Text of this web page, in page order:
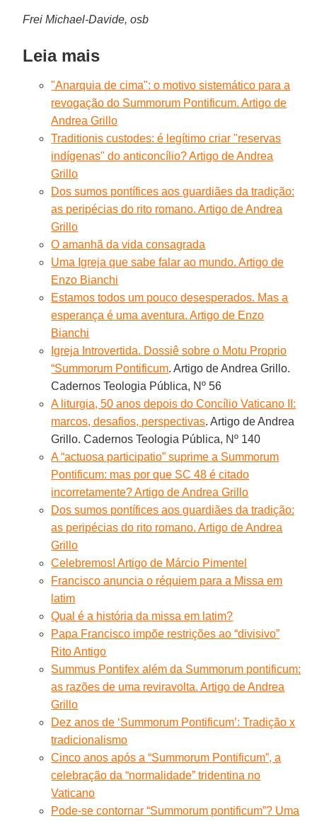
Frei Michael-Davide, osb
Leia mais
"Anarquia de cima": o motivo sistemático para a
revogação do Summorum Pontificum. Artigo de
Andrea Grillo
Traditionis custodes: é legítimo criar "reservas
indígenas" do anticoncílio? Artigo de Andrea
Grillo
Dos sumos pontífices aos guardiães da tradição:
as peripécias do rito romano. Artigo de Andrea
Grillo
O amanhã da vida consagrada
Uma Igreja que sabe falar ao mundo. Artigo de
Enzo Bianchi
Estamos todos um pouco desesperados. Mas a
esperança é uma aventura. Artigo de Enzo
Bianchi
Igreja Introvertida. Dossiê sobre o Motu Proprio
“Summorum Pontificum. Artigo de Andrea Grillo.
Cadernos Teologia Pública, Nº 56
A liturgia, 50 anos depois do Concílio Vaticano II:
marcos, desafios, perspectivas. Artigo de Andrea
Grillo. Cadernos Teologia Pública, Nº 140
A “actuosa participatio” suprime a Summorum
Pontificum: mas por que SC 48 é citado
incorretamente? Artigo de Andrea Grillo
Dos sumos pontífices aos guardiães da tradição:
as peripécias do rito romano. Artigo de Andrea
Grillo
Celebremos! Artigo de Márcio Pimentel
Francisco anuncia o réquiem para a Missa em
latim
Qual é a história da missa em latim?
Papa Francisco impõe restrições ao “divisivo”
Rito Antigo
Summus Pontifex além da Summorum pontificum:
as razões de uma reviravolta. Artigo de Andrea
Grillo
Dez anos de ‘Summorum Pontificum’: Tradição x
tradicionalismo
Cinco anos após a “Summorum Pontificum”, a
celebração da “normalidade” tridentina no
Vaticano
Pode-se contornar “Summorum pontificum”? Uma